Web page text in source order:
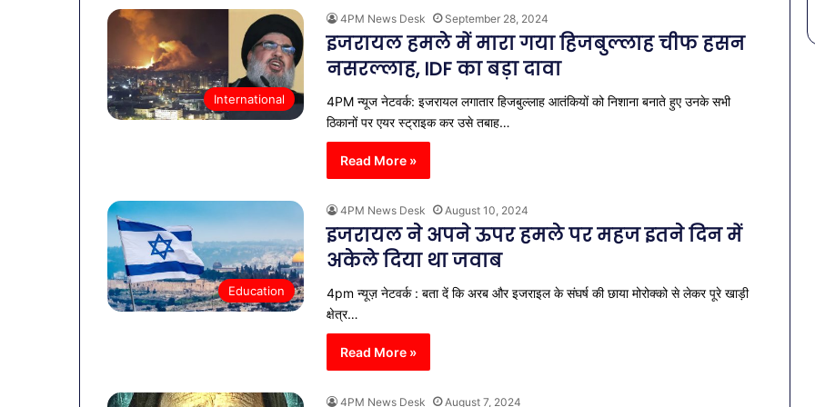
International
4PM News Desk September 28, 2024
इजरायल हमले में मारा गया हिजबुल्लाह चीफ हसन
नसरल्लाह, IDF का बड़ा दावा
4PM न्यूज नेटवर्क: इजरायल लगातार हिजबुल्लाह आतंकियों को निशाना बनाते हुए उनके सभी
ठिकानों पर एयर स्ट्राइक कर उसे तबाह…
Read More »
Education
4PM News Desk August 10, 2024
इजरायल ने अपने ऊपर हमले पर महज इतने दिन में
अकेले दिया था जवाब
4pm न्यूज़ नेटवर्क : बता दें कि अरब और इजराइल के संघर्ष की छाया मोरोक्को से लेकर पूरे खाड़ी
क्षेत्र…
Read More »
4PM News Desk August 7, 2024